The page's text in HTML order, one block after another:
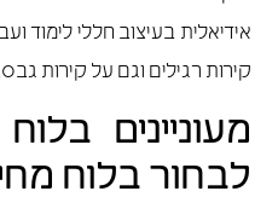
אידיאלית בעיצוב חללי לימוד
קירות רגילים וגם על קירות
מעוניינים
לבחור בלוח